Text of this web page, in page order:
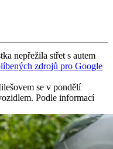
nepřežila střet s autem
zdrojů pro Google
se v pondělí
Podle informací